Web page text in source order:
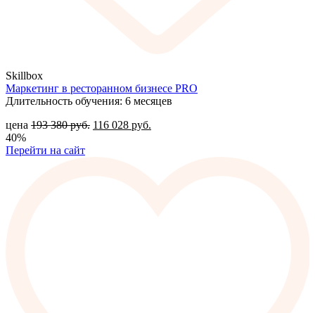
Skillbox
Маркетинг в ресторанном бизнесе PRO
Длительность обучения: 6 месяцев
цена 193 380руб. 116 028 руб.
40%
Перейти на сайт